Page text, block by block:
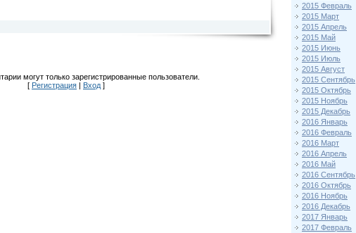
могут только зарегистрированные пользователи.
[ Регистрация | Вход ]
2015 Февраль
2015 Март
2015 Апрель
2015 Май
2015 Июнь
2015 Июль
2015 Август
2015 Сентябрь
2015 Октябрь
2015 Ноябрь
2015 Декабрь
2016 Январь
2016 Февраль
2016 Март
2016 Апрель
2016 Май
2016 Сентябрь
2016 Октябрь
2016 Ноябрь
2016 Декабрь
2017 Январь
2017 Февраль